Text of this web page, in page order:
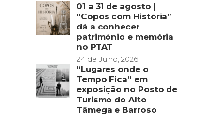
01 a 31 de agosto |
“Copos com História”
dá a conhecer
património e memória
no PTAT
24 de Julho, 2026
“Lugares onde o
Tempo Fica” em
exposição no Posto de
Turismo do Alto
Tâmega e Barroso